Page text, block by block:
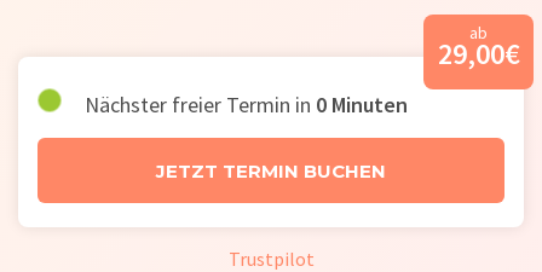
ab
29,00€
Nächster freier Termin in 0 Minuten
JETZT TERMIN BUCHEN
Trustpilot